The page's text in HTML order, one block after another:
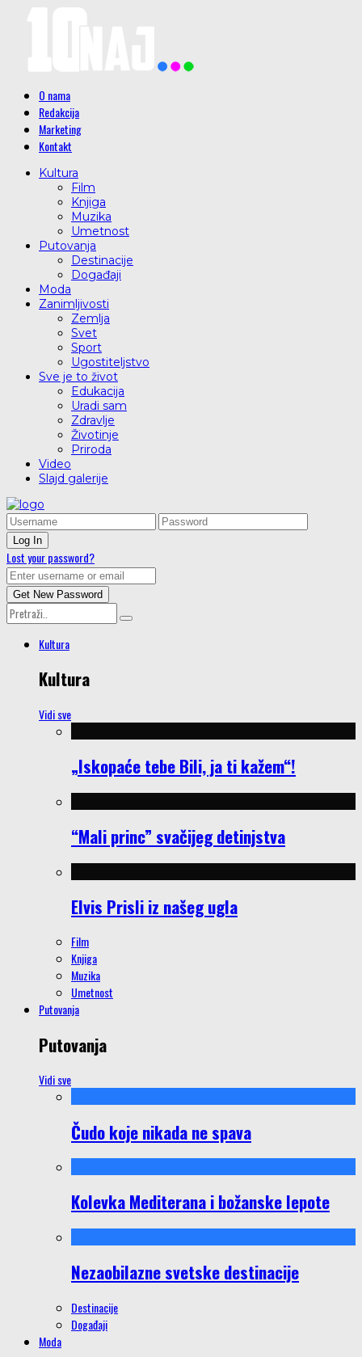
O nama
Redakcija
Marketing
Kontakt
Kultura
Film
Knjiga
Muzika
Umetnost
Putovanja
Destinacije
Događaji
Moda
Zanimljivosti
Zemlja
Svet
Sport
Ugostiteljstvo
Sve je to život
Edukacija
Uradi sam
Zdravlje
Životinje
Priroda
Video
Slajd galerije
Lost your password?
Kultura
Kultura
Vidi sve
„Iskopaće tebe Bili, ja ti kažem“!
“Mali princ” svačijeg detinjstva
Elvis Prisli iz našeg ugla
Film
Knjiga
Muzika
Umetnost
Putovanja
Putovanja
Vidi sve
Čudo koje nikada ne spava
Kolevka Mediterana i božanske lepote
Nezaobilazne svetske destinacije
Destinacije
Događaji
Moda